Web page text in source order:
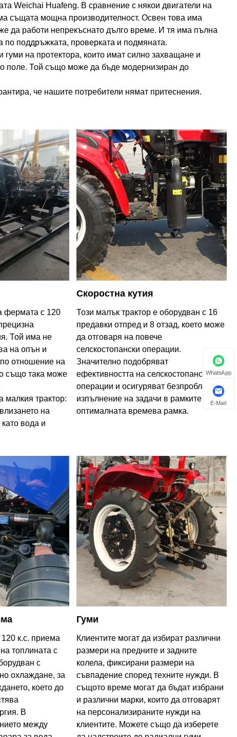
Weichai Huafeng. В сравнение с някои двигатели на
същата мощна производителност. Освен това има
да работи непрекъснато дълго време. И тя има пълна
поддръжката, проверката и подмяната.
на протектора, които имат силно захващане и
поле. Той също може да бъде модернизиран до
че нашите потребители нямат притеснения.
фермата с 120
Той има не
на опън и
отношение на
също така може
малкия трактор:
на
вода и
Скоростна кутия
Този малък трактор е оборудван с 16
предавки отпред и 8 отзад, което може
да отговаря на повече
селскостопански операции.
Значително подобряват
ефективността на селскостопанските
операции и осигуряват безпроблемно
изпълнение на задачи в рамките на
оптималната времева рамка.
к.с. приема
топлината с
с
охлаждане, за
което до
В
между
Гуми
Клиентите могат да избират различни
размери на предните и задните
колела, фиксирани размери на
съвпадение според техните нужди. В
същото време могат да бъдат избрани
и различни марки, които да отговарят
на персонализираните нужди на
клиентите. Можете също да изберете
WhatsApp
E-Mail